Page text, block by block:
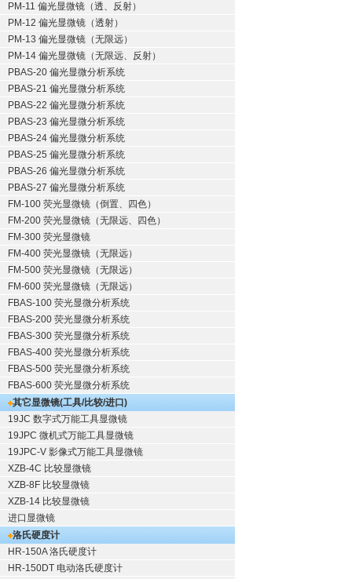
PM-11 偏光显微镜（透、反射）
PM-12 偏光显微镜（透射）
PM-13 偏光显微镜（无限远）
PM-14 偏光显微镜（无限远、反射）
PBAS-20 偏光显微分析系统
PBAS-21 偏光显微分析系统
PBAS-22 偏光显微分析系统
PBAS-23 偏光显微分析系统
PBAS-24 偏光显微分析系统
PBAS-25 偏光显微分析系统
PBAS-26 偏光显微分析系统
PBAS-27 偏光显微分析系统
FM-100 荧光显微镜（倒置、四色）
FM-200 荧光显微镜（无限远、四色）
FM-300 荧光显微镜
FM-400 荧光显微镜（无限远）
FM-500 荧光显微镜（无限远）
FM-600 荧光显微镜（无限远）
FBAS-100 荧光显微分析系统
FBAS-200 荧光显微分析系统
FBAS-300 荧光显微分析系统
FBAS-400 荧光显微分析系统
FBAS-500 荧光显微分析系统
FBAS-600 荧光显微分析系统
其它显微镜(工具/比较/进口)
19JC 数字式万能工具显微镜
19JPC 微机式万能工具显微镜
19JPC-V 影像式万能工具显微镜
XZB-4C 比较显微镜
XZB-8F 比较显微镜
XZB-14 比较显微镜
进口显微镜
洛氏硬度计
HR-150A 洛氏硬度计
HR-150DT 电动洛氏硬度计